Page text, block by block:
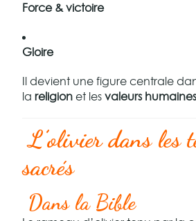
Force & victoire
Gloire
Il devient une figure centrale
lareligion et lesvaleurs humaines
L’olivier dans les
sacrés
Dans la Bible